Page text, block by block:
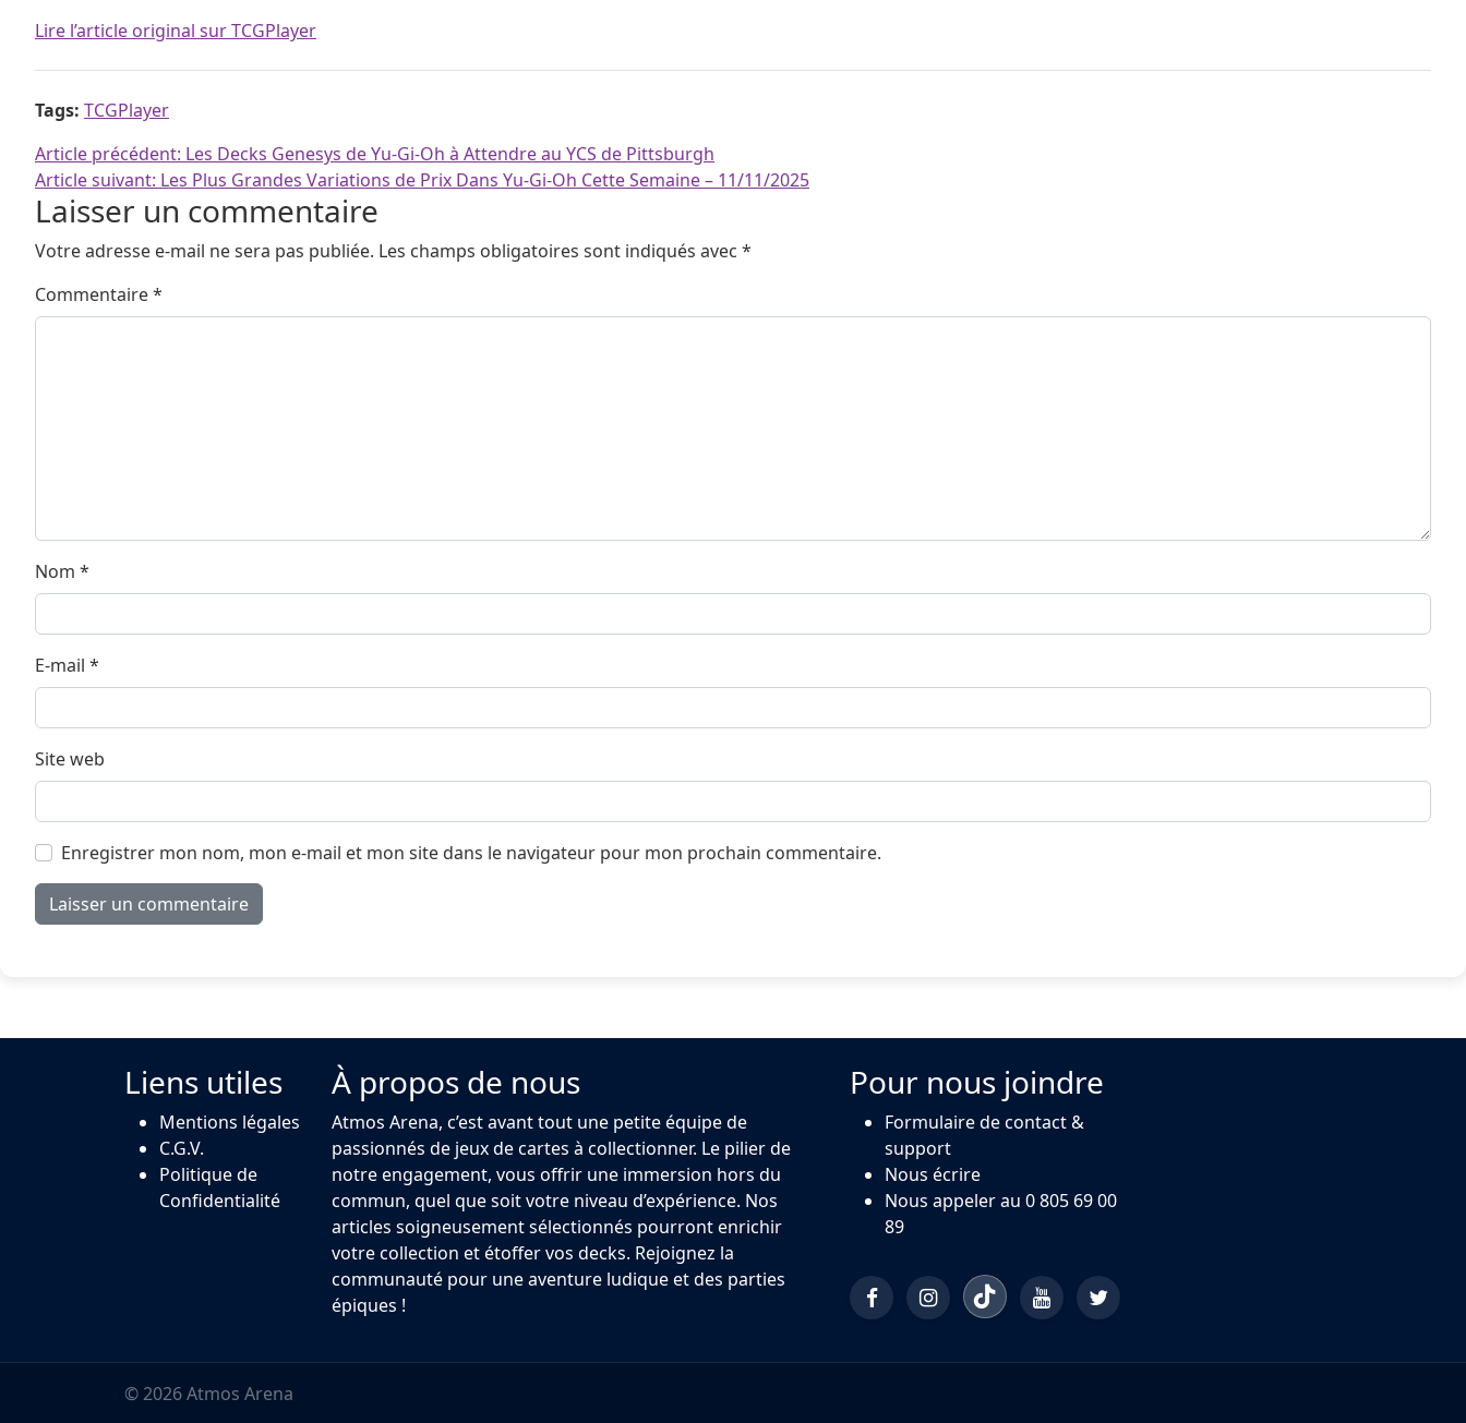
Lire l’article original sur TCGPlayer
Tags: TCGPlayer
Navigation de l’article
Article précédent: Les Decks Genesys de Yu-Gi-Oh à Attendre au YCS de Pittsburgh
Article suivant: Les Plus Grandes Variations de Prix Dans Yu-Gi-Oh Cette Semaine – 11/11/2025
Laisser un commentaire
Votre adresse e-mail ne sera pas publiée. Les champs obligatoires sont indiqués avec *
Commentaire*
Nom *
E-mail *
Site web
Enregistrer mon nom, mon e-mail et mon site dans le navigateur pour mon prochain commentaire.
Liens utiles
Mentions légales
C.G.V.
Politique de
Confidentialité
À propos de nous
Atmos Arena, c’est avant tout une petite équipe de
passionnés de jeux de cartes à collectionner. Le pilier de
notre engagement, vous offrir une immersion hors du
commun, quel que soit votre niveau d’expérience. Nos
articles soigneusement sélectionnés pourront enrichir
votre collection et étoffer vos decks. Rejoignez la
communauté pour une aventure ludique et des parties
épiques !
Pour nous joindre
Formulaire de contact &
support
Nous écrire
Nous appeler au 0 805 69 00
89
© 2026 Atmos Arena